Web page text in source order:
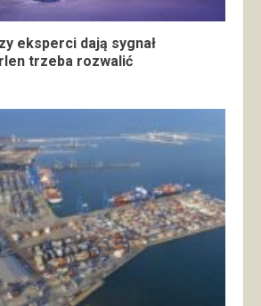
eksperci dają sygnał
trzeba rozwalić